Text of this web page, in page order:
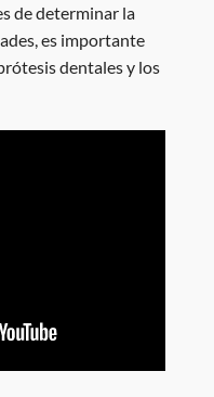
de determinar la
es importante
dentales y los